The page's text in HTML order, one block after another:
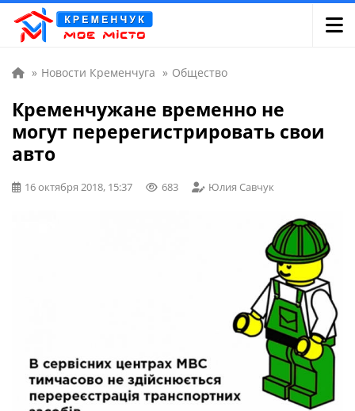
» Новости Кременчуга » Общество
Кременчужане временно не
могут перерегистрировать свои
авто
16 октября 2018, 15:37 683 Юлия Савчук